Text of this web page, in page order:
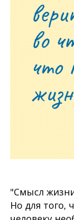
"Смысл
Но для того,